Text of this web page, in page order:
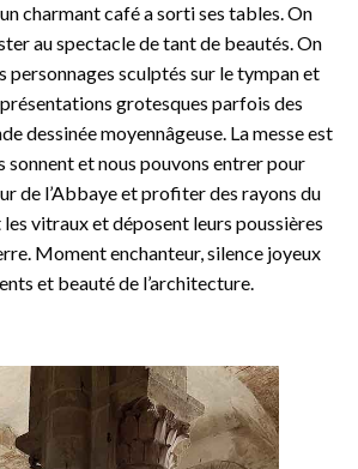
charmant café a sorti ses tables. On
au spectacle de tant de beautés. On
personnages sculptés sur le tympan et
grotesques parfois des
dessinée moyennâgeuse. La messe est
sonnent et nous pouvons entrer pour
de l’Abbaye et profiter des rayons du
vitraux et déposent leurs poussières
Moment enchanteur, silence joyeux
et beauté de l’architecture.